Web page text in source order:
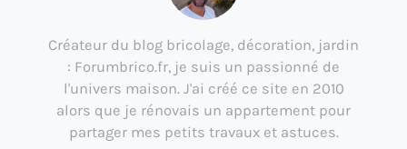
Créateur du blog bricolage, décoration, jardin
: Forumbrico.fr, je suis un passionné de
l'univers maison. J'ai créé ce site en 2010
alors que je rénovais un appartement pour
partager mes petits travaux et astuces.